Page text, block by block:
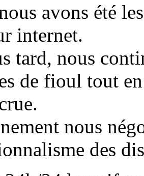
avons été
internet.
tard, nous
de fioul tout
nous
des